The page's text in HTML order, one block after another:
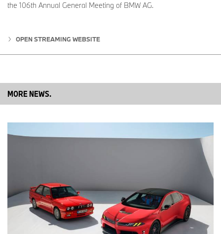
the 106th Annual General Meeting of BMW AG.
OPEN STREAMING WEBSITE
MORE NEWS.